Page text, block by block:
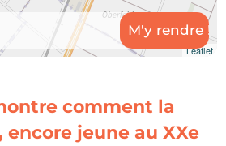
Leaflet
comment la
jeune au XXe